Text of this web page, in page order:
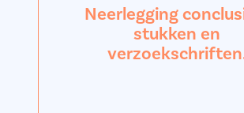
Neerlegging
stukken en